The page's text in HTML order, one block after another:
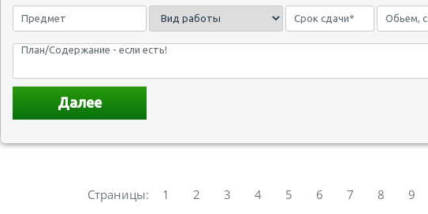
Страницы: 1 2 3 4 5 6 7 8 9